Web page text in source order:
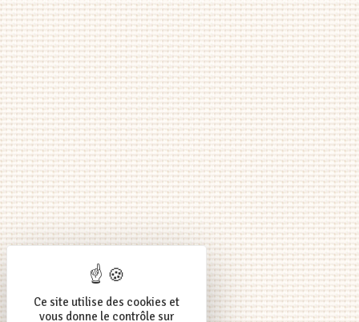
Ce site utilise des cookies et
vous donne le contrôle sur